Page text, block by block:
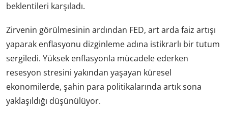
beklentileri karşıladı.
Zirvenin görülmesinin ardından FED, art arda faiz artışı
yaparak enflasyonu dizginleme adına istikrarlı bir tutum
sergiledi. Yüksek enflasyonla mücadele ederken
resesyon stresini yakından yaşayan küresel
ekonomilerde, şahin para politikalarında artık sona
yaklaşıldığı düşünülüyor.